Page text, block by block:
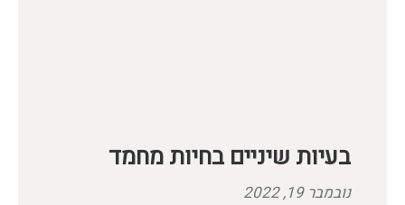
בעיות שיניים בחיות מחמד
נובמבר 19, 2022